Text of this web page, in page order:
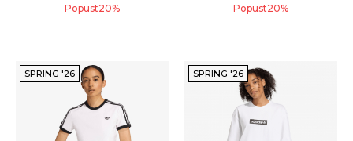
Popust20% Popust20%
SPRING '26 SPRING '26